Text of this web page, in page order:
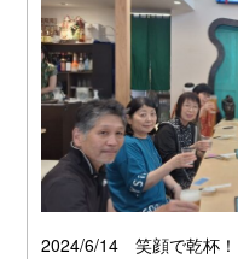
2024/6/14 笑顔で乾杯！